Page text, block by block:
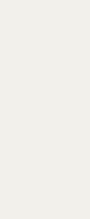
öppnas i
webbplats,
webbplats,
annan webbplats,